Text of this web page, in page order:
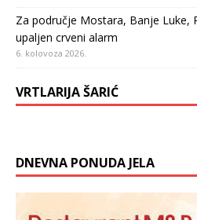
Za područje Mostara, Banje Luke,
upaljen crveni alarm
6. kolovoza 2026.
VRTLARIJA ŠARIĆ
DNEVNA PONUDA JELA